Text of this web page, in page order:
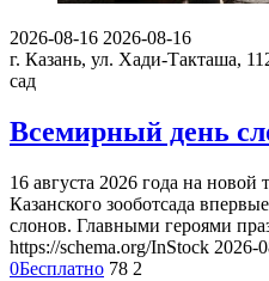
2026-08-16 2026-08-16
г. Казань, ул. Хади-Такташа,
сад
Всемирный день
16 августа 2026 года на новой
Казанского зооботсада
слонов. Главными героями
https://schema.org/InStock 2026-
0Бесплатно 78 2